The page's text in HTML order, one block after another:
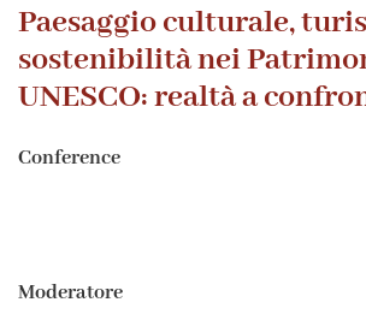
Paesaggio culturale,
sostenibilità nei
UNESCO: realtà a
Conference
Moderatore